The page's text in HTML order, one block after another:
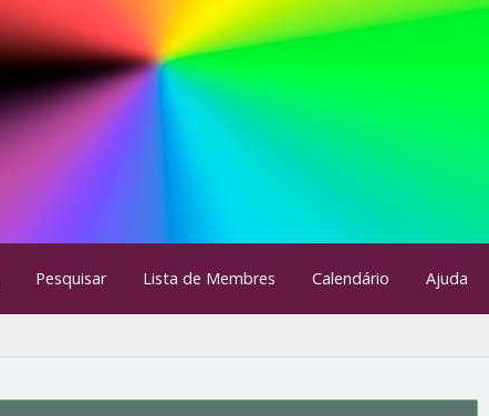
Pesquisar Lista de Membres Calendário Ajuda